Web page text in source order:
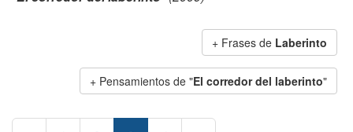
+ Frases de Laberinto
+ Pensamientos de "El corredor del laberinto"